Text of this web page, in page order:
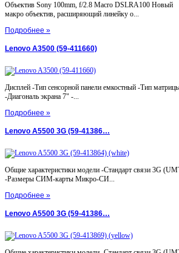
Объектив Sony 100mm, f/2.8 Macro DSLRA100 Новый
макро объектив, расширяющий линейку о...
Подробнее »
Lenovo A3500 (59-411660)
Дисплей -Тип сенсорной панели емкостный -Тип
-Диагональ экрана 7" -...
Подробнее »
Lenovo A5500 3G (59-41386…
Общие характеристики модели -Стандарт связи 3G
-Размеры СИМ-карты Микро-СИ...
Подробнее »
Lenovo A5500 3G (59-41386…